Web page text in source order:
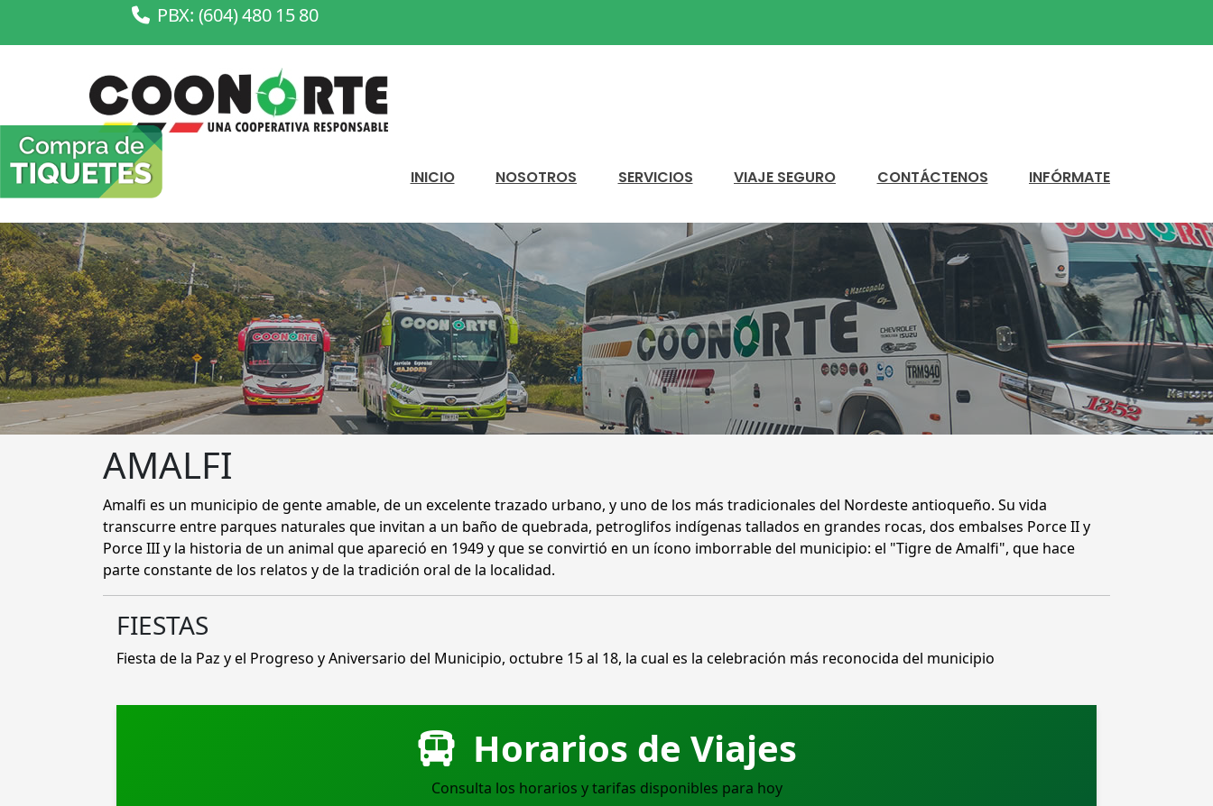
PBX: (604) 480 15 80
INICIO NOSOTROS SERVICIOS VIAJE SEGURO CONTÁCTENOS INFÓRMATE
AMALFI
Amalfi es un municipio de gente amable, de un excelente trazado urbano, y uno de los más tradicionales del Nordeste antioqueño. Su vida
transcurre entre parques naturales que invitan a un baño de quebrada, petroglifos indígenas tallados en grandes rocas, dos embalses Porce II y
Porce III y la historia de un animal que apareció en 1949 y que se convirtió en un ícono imborrable del municipio: el "Tigre de Amalfi", que hace
parte constante de los relatos y de la tradición oral de la localidad.
FIESTAS
Fiesta de la Paz y el Progreso y Aniversario del Municipio, octubre 15 al 18, la cual es la celebración más reconocida del municipio
Horarios de Viajes
Consulta los horarios y tarifas disponibles para hoy